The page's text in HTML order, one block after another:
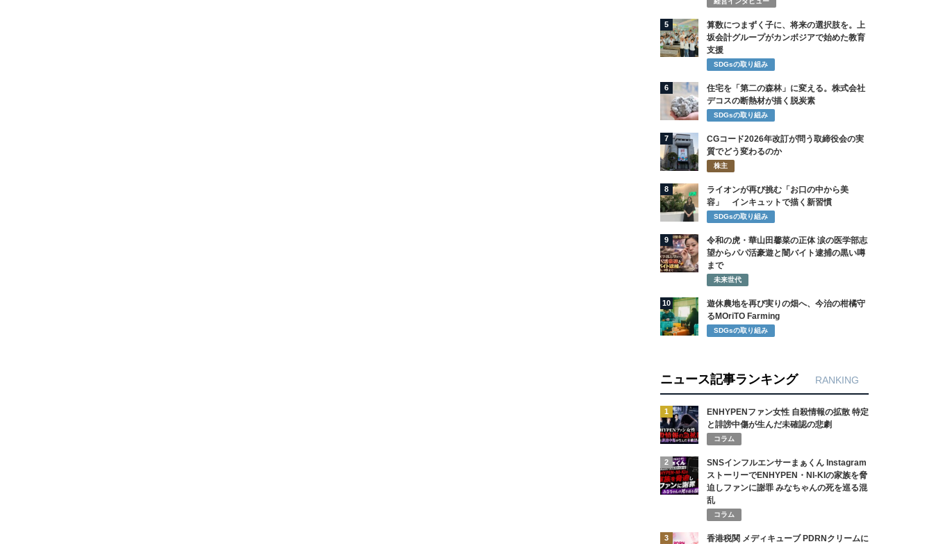
5
算数につまずく子に、将来の選択肢を。上
坂会計グループがカンボジアで始めた教育
支援
SDGsの取り組み
6
住宅を「第二の森林」に変える。株式会社
デコスの断熱材が描く脱炭素
SDGsの取り組み
7
CGコード2026年改訂が問う取締役会の実
質でどう変わるのか
株主
8
ライオンが再び挑む「お口の中から美
容」 インキュットで描く新習慣
SDGsの取り組み
9
令和の虎・華山田馨菜の正体 涙の医学部志
望からパパ活豪遊と闇バイト逮捕の黒い噂
まで
未来世代
10
遊休農地を再び実りの畑へ、今治の柑橘守
るMOriTO Farming
SDGsの取り組み
ニュース記事ランキング RANKING
1
ENHYPENファン女性 自殺情報の拡散 特定
と誹謗中傷が生んだ未確認の悲劇
コラム
2
SNSインフルエンサーまぁくん Instagram
ストーリーでENHYPEN・NI-KIの家族を脅
迫しファンに謝罪 みなちゃんの死を巡る混
乱
コラム
3
香港税関 メディキューブ PDRNクリームに